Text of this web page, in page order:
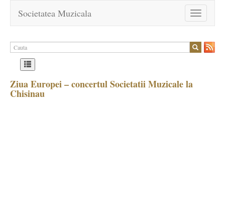
Toggle
navigation
Societatea Muzicala
Ziua Europei – concertul Societatii Muzicale la
Chisinau